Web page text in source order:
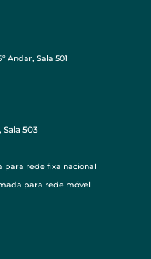
Andar, Sala 501
Sala 503
para rede fixa nacional
para rede móvel